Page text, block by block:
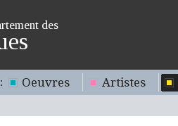
des
Oeuvres Artistes